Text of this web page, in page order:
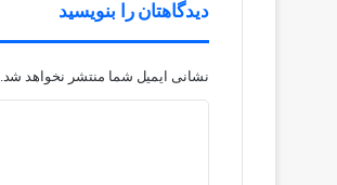
دیدگاهتان را بنویسید
نشانی ایمیل شما منتشر نخواهد شد.